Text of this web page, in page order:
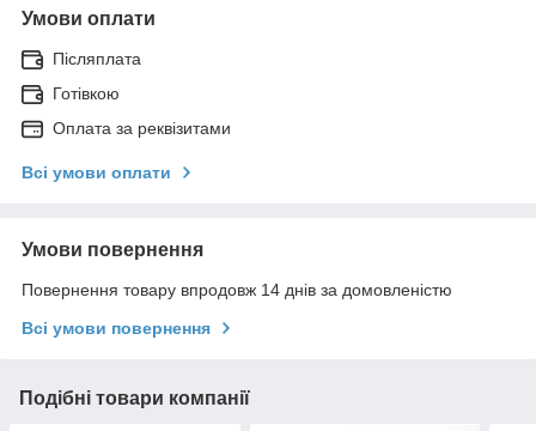
Умови оплати
Післяплата
Готівкою
Оплата за реквізитами
Всі умови оплати
Умови повернення
Повернення товару впродовж 14 днів за домовленістю
Всі умови повернення
Подібні товари компанії